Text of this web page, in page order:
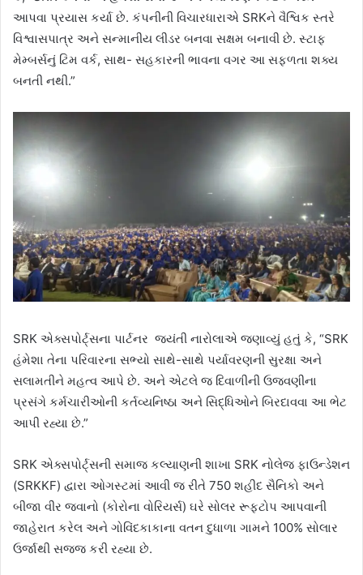
આપવા પ્રયાસ કર્યા છે. કંપનીની વિચારધારાએ SRKને વૈશ્વિક સ્તરે
વિશ્વાસપાત્ર અને સન્માનીય લીડર બનવા સક્ષમ બનાવી છે. સ્ટાફ
મેમ્બર્સનું ટિમ વર્ક, સાથ- સહકારની ભાવના વગર આ સફળતા શક્ય
બનતી નથી.”
SRK એક્સપોર્ટ્સના પાર્ટનર જયંતી નારોલાએ જણાવ્યું હતું કે, “SRK
હંમેશા તેના પરિવારના સભ્યો સાથે-સાથે પર્યાવરણની સુરક્ષા અને
સલામતીને મહત્વ આપે છે. અને એટલે જ દિવાળીની ઉજવણીના
પ્રસંગે કર્મચારીઓની કર્તવ્યનિષ્ઠા અને સિદ્ધિઓને બિરદાવવા આ ભેટ
આપી રહ્યા છે.”
SRK એક્સપોર્ટ્સની સમાજ કલ્યાણની શાખા SRK નોલેજ ફાઉન્ડેશન
(SRKKF) દ્વારા ઓગસ્ટમાં આવી જ રીતે 750 શહીદ સૈનિકો અને
બીજા વીર જવાનો (કોરોના વોરિયર્સ) ઘરે સોલર રૂફટોપ આપવાની
જાહેરાત કરેલ અને ગોવિંદકાકાના વતન દુધાળા ગામને 100% સોલાર
ઉર્જાથી સજ્જ કરી રહ્યા છે.